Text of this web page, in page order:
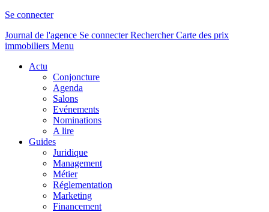
Se connecter
Journal de l'agence Se connecterRechercher Carte des prix
immobiliers Menu
Actu
Conjoncture
Agenda
Salons
Evénements
Nominations
A lire
Guides
Juridique
Management
Métier
Réglementation
Marketing
Financement